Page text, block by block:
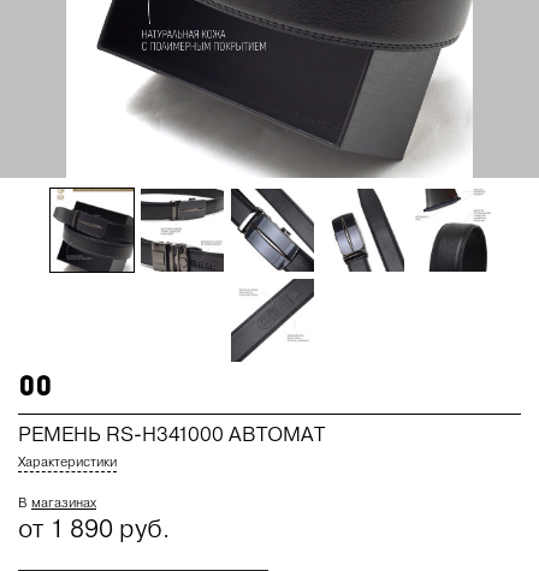
00
РЕМЕНЬ RS-H341000 АВТОМАТ
Характеристики
В магазинах
от 1 890 руб.